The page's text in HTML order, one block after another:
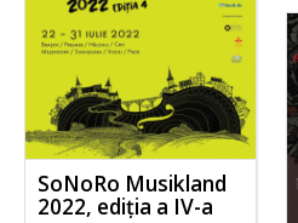
SoNoRo Musikland
2022, ediția a IV-a